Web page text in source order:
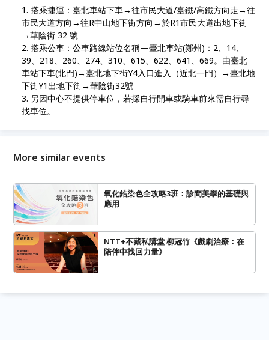
搭乘捷運：臺北車站下車→往市民大道/臺鐵/高鐵方向走→往
市民大道方向→往R中山地下街方向→於R1市民大道出地下街
→華陰街 32 號
搭乘公車：公車路線站位名稱—臺北車站(鄭州)：2、14、
39、218、260、274、310、615、622、641、669。由臺北
車站下車(北門)→臺北地下街Y4入口進入（近北一門）→臺北地
下街Y1出地下街→華陰街32號
另因中心不提供停車位，若採自行開車或騎車前來需自行尋
找車位。
More similar events
氧化鋯染色全攻略3班：診間美學的基礎與
應用
NTT+不藏私講堂 柳冠竹《戲劇治療：在
陪伴中找回力量》